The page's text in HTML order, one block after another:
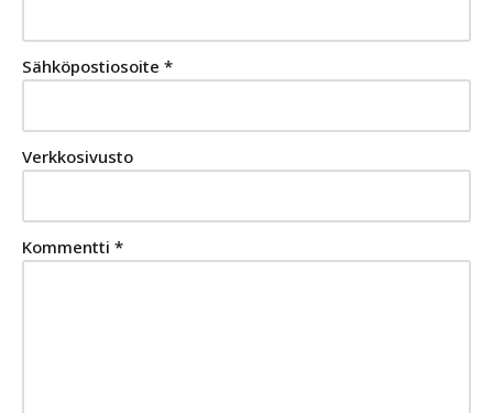
Sähköpostiosoite *
Verkkosivusto
Kommentti *